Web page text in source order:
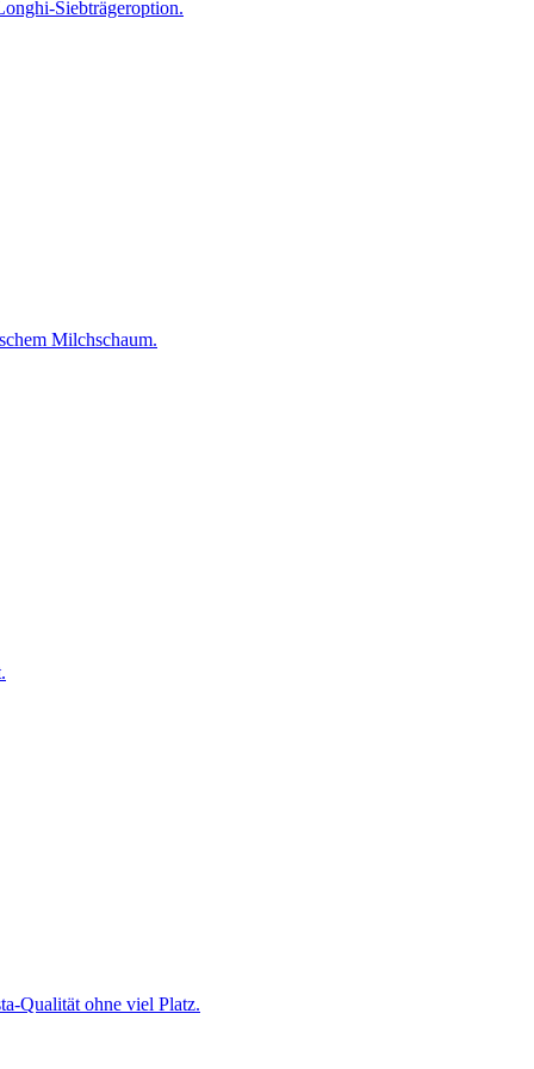
Siebträgeroption.
Milchschaum.
Qualität ohne viel Platz.